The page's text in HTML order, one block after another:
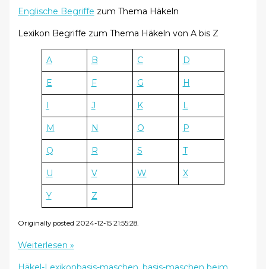
Englische Begriffe zum Thema Häkeln
Lexikon Begriffe zum Thema Häkeln von A bis Z
A B C D
E F G H
I J K L
M N O P
Q R S T
U V W X
Y Z
Originally posted 2024-12-15 21:55:28.
Häkel
Weiterlesen »